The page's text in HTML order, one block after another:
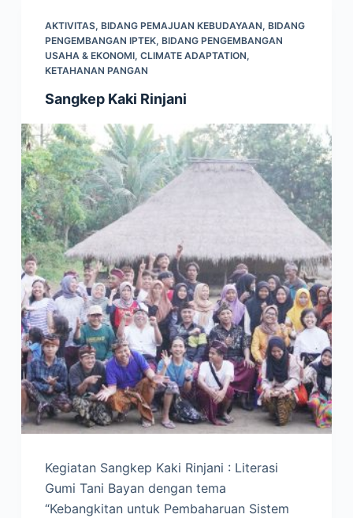
AKTIVITAS, BIDANG PEMAJUAN KEBUDAYAAN, BIDANG
PENGEMBANGAN IPTEK, BIDANG PENGEMBANGAN
USAHA & EKONOMI, CLIMATE ADAPTATION,
KETAHANAN PANGAN
Sangkep Kaki Rinjani
Kegiatan Sangkep Kaki Rinjani : Literasi
Gumi Tani Bayan dengan tema
“Kebangkitan untuk Pembaharuan Sistem